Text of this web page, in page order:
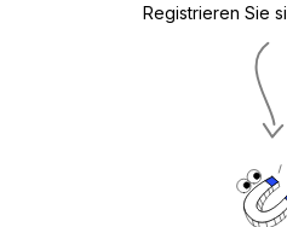
Registrieren Sie